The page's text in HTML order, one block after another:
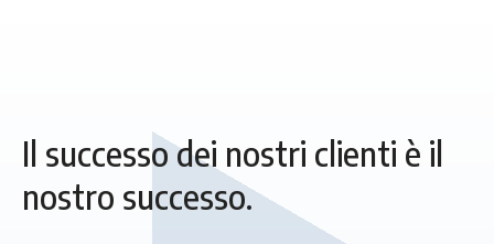
Il successo dei nostri clienti è il
nostro successo.